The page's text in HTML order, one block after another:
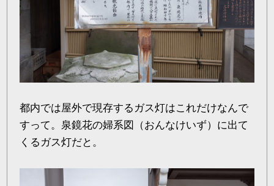
都内では屋外で現存するガス灯はこれだけなんで
すって。泉鏡花の婦系図（おんなけいず）に出て
くるガス灯だと。